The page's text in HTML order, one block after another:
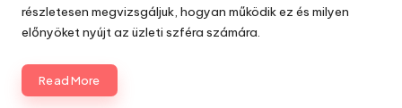
részletesen megvizsgáljuk, hogyan működik ez és milyen
előnyöket nyújt az üzleti szféra számára.
Read More